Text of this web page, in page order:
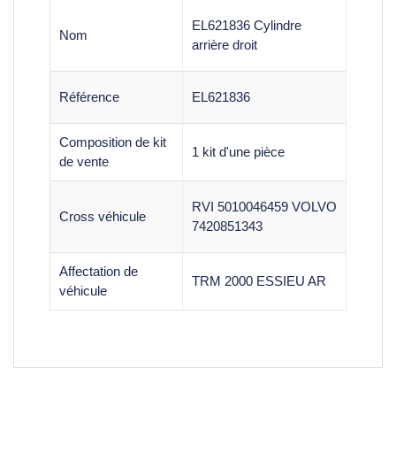
Nom
EL621836 Cylindre
arrière droit
Référence EL621836
Composition de kit
de vente
1 kit d'une pièce
Cross véhicule
RVI 5010046459 VOLVO
7420851343
Affectation de
véhicule
TRM 2000 ESSIEU AR